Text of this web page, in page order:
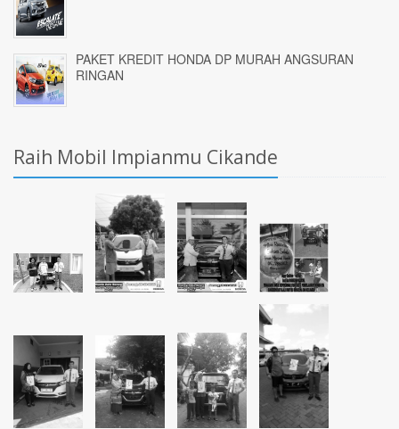
PAKET KREDIT HONDA DP MURAH ANGSURAN
RINGAN
Raih Mobil Impianmu Cikande